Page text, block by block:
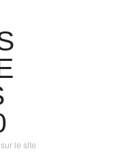
le site